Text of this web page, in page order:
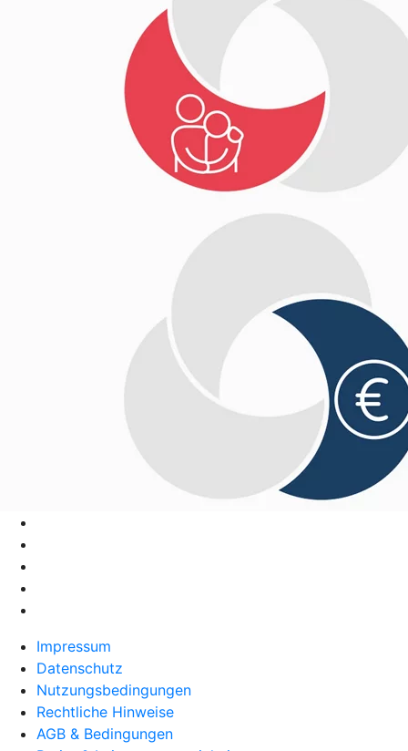
Impressum
Datenschutz
Nutzungsbedingungen
Rechtliche Hinweise
AGB & Bedingungen